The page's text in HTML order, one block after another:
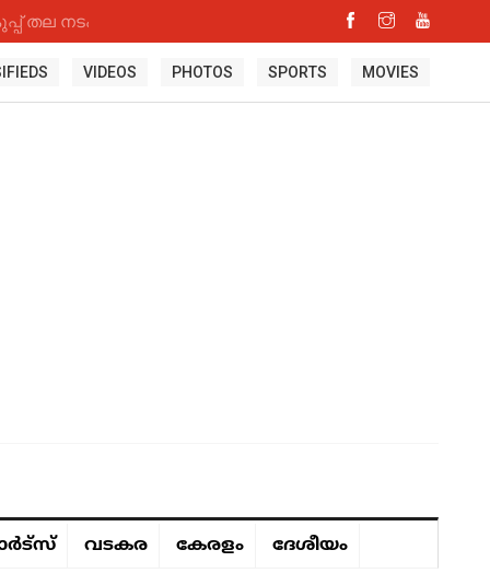
തല നടപടി
VIDEOS PHOTOS SPORTS MOVIES
വടകര കേരളം ദേശീയം